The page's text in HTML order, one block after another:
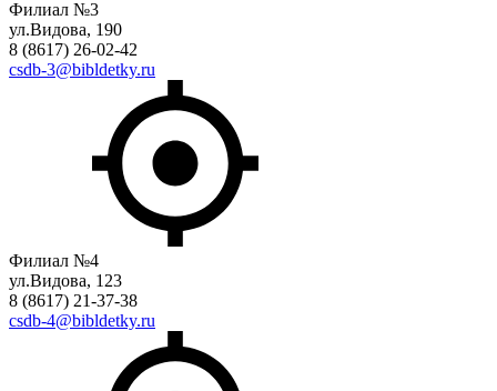
Филиал №3
ул.Видова, 190
8 (8617) 26-02-42
csdb-3@bibldetky.ru
Филиал №4
ул.Видова, 123
8 (8617) 21-37-38
csdb-4@bibldetky.ru